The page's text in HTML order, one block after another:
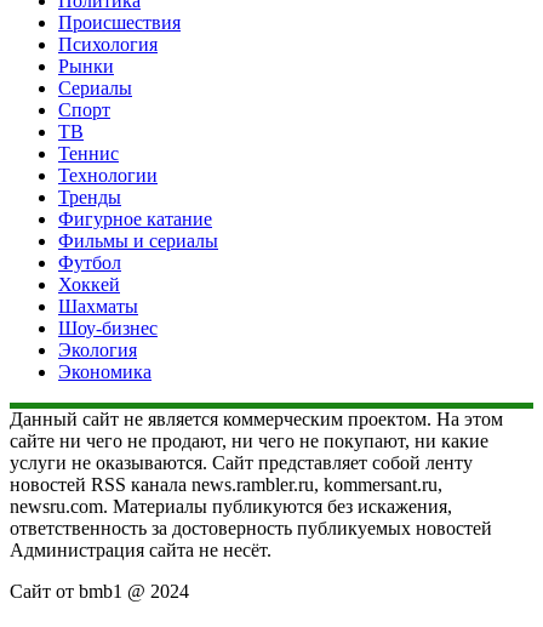
Происшествия
Психология
Рынки
Сериалы
Спорт
ТВ
Теннис
Технологии
Тренды
Фигурное катание
Фильмы и сериалы
Футбол
Хоккей
Шахматы
Шоу-бизнес
Экология
Экономика
Данный сайт не является коммерческим проектом. На этом
сайте ни чего не продают, ни чего не покупают, ни какие
услуги не оказываются. Сайт представляет собой ленту
новостей RSS канала news.rambler.ru, kommersant.ru,
newsru.com. Материалы публикуются без искажения,
ответственность за достоверность публикуемых новостей
Администрация сайта не несёт.
Сайт от bmb1 @ 2024